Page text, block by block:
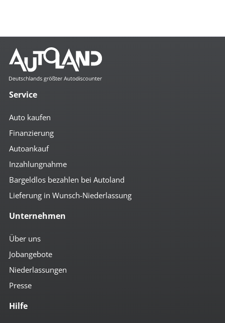
Service
Auto kaufen
Finanzierung
Autoankauf
Inzahlungnahme
Bargeldlos bezahlen bei Autoland
Lieferung in Wunsch-Niederlassung
Unternehmen
Über uns
Jobangebote
Niederlassungen
Presse
Hilfe